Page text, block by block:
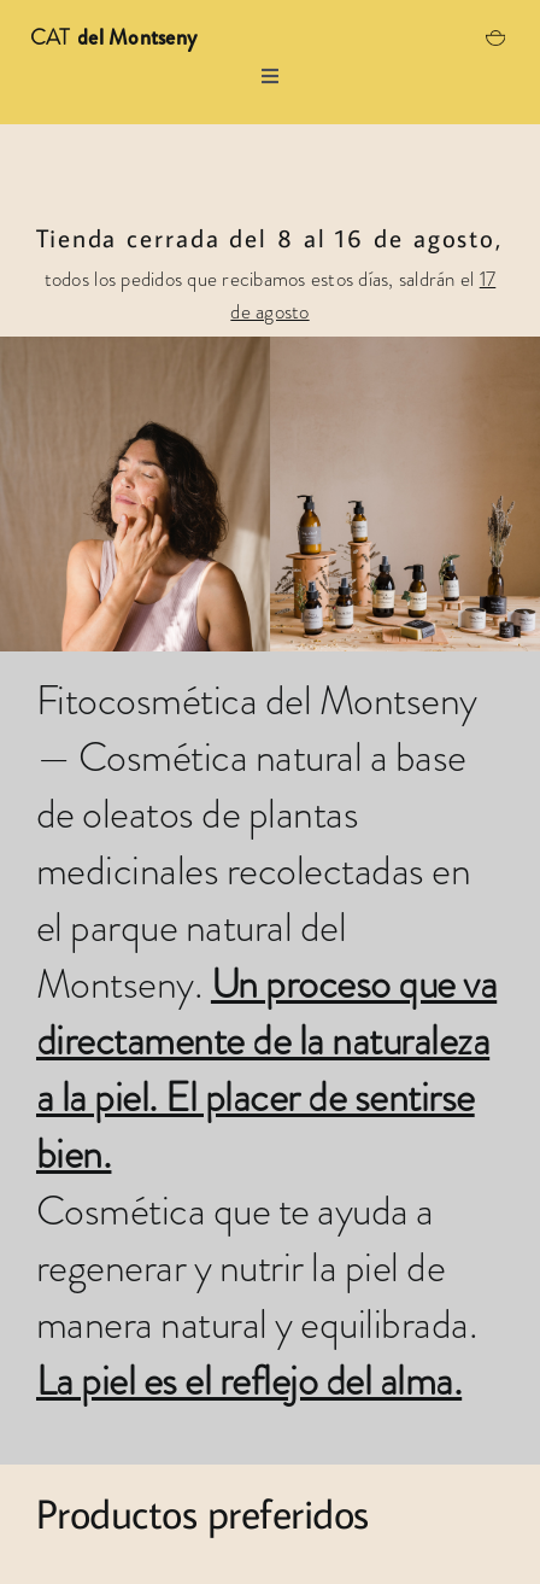
CAT del Montseny
Toggle
del montseny – Esp
Herbolario
Historias
Tienda del montseny
Carro
Tienda cerrada del 8 al 16 de agosto,
todos los pedidos que recibamos estos días, saldrán el 17
de agosto
Fitocosmética del Montseny
— Cosmética natural a base
de oleatos de plantas
medicinales recolectadas en
el parque natural del
Montseny.Un proceso que va
directamente de la naturaleza
a la piel. El placer de sentirse
bien.
Cosmética que te ayuda a
regenerar y nutrir la piel de
manera natural y equilibrada.
La piel es el reflejo del alma.
Productos preferidos